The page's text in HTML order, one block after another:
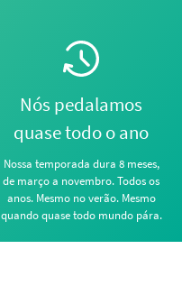
Nós pedalamos
quase todo o ano
Nossa temporada dura 8 meses,
de março a novembro. Todos os
anos. Mesmo no verão. Mesmo
quando quase todo mundo pára.